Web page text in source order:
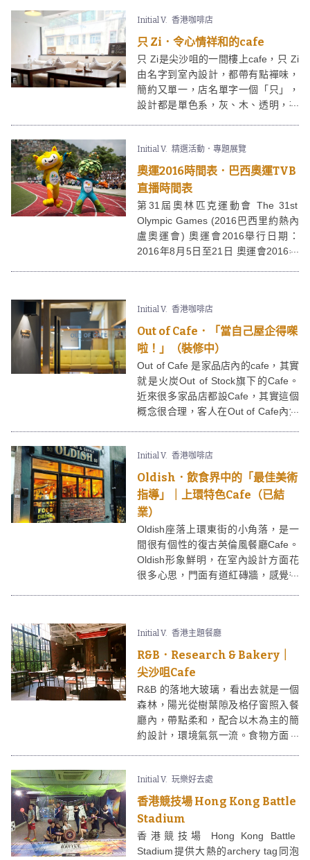
業在短短時間，已為型人、文青及台
迷所喜愛。
Initial V. 香港咖啡店
只 Zi．令心情祥和的cafe
只 Zi是尖沙咀的一間樓上cafe，只 Zi
由名字到室內設計，都帶有點襌味，
簡約又單一，店名單字一個「只」，
設計都是單色系，灰、木、透明，在
Initial V. 精選活動．專題展覽
奧運2016時間表．巴西奧運TVB
直播時間表
第31屆奧林匹克運動會 The 31st
Olympic Games (2016巴西里約熱內
盧奧運會) 奧運會2016舉行日期：
2016年8月5日至21日 奧運會2016舉
新的奧運2016 TVB直播時間表(香港
時間)。奧運2016將於2016年8月5日
至21日舉行。2016年奧林匹克運動會
巴西里約熱內盧。TVB翡翠台已獲得
2016巴西奧運賽事的獨家直播權，並
將會播放過千小時的奧運賽事，包括
奧運項目賽事直播及精華重溫。
Initial V. 香港咖啡店
Out of Cafe．「當自己屋企得㗎
啦！」（裝修中）
Out of Cafe 是家品店內的cafe，其實
就是火炭Out of Stock旗下的Cafe。
近來很多家品店都設Cafe，其實這個
概念很合理，客人在Out of Cafe內悠
然就想將這個家買回家啦﹗
Initial V. 香港咖啡店
Oldish．飲食界中的「最佳美術
指導」｜上環特色Cafe（已結
業）
Oldish座落上環東街的小角落，是一
間很有個性的復古英倫風餐廳Cafe。
Oldish形象鮮明，在室內設計方面花
很多心思，門面有道紅磚牆，感覺很
Initial V. 香港主題餐廳
R&B．Research & Bakery｜
尖沙咀Cafe
R&B 的落地大玻璃，看出去就是一個
森林，陽光從樹葉隙及格仔窗照入餐
廳內，帶點柔和，配合以木為主的簡
約設計，環境氣氛一流。食物方面，
Initial V. 玩樂好去處
香港競技場 Hong Kong Battle
Stadium
香港競技場 Hong Kong Battle
Stadium提供大熱的archery tag同泡